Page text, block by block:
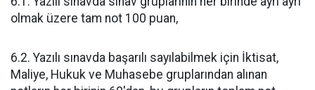
olmak üzere tam not 100 puan,
6.2. Yazılı sınavda başarılı sayılabilmek için İktisat,
Maliye, Hukuk ve Muhasebe gruplarından alınan